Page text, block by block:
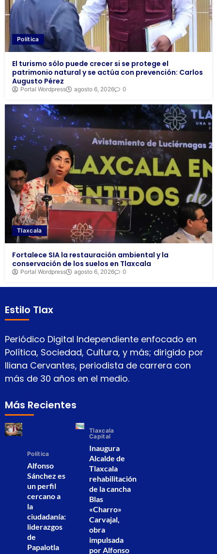
Política
El turismo sólo puede crecer si se protege el
patrimonio natural y se actúa con prevención: Carlos
Augusto Pérez
Portal Wordpress agosto 6, 2026 0
Tlaxcala
Fortalece SIA la restauración ambiental y la
conservación de los suelos en Tlaxcala
Portal Wordpress agosto 6, 2026 0
Estilo Tlax
Periódico Digital Independiente enfocado en
Política, Sociedad, Cultura, y más; dirigido por
Iliana Cervantes, periodista de carrera con
más de 30 años en el medio.
Más Recientes
Política
Alfonso
Sánchez es
un perfil
cercano a
la
ciudadanía:
liderazgos
de
Papalotla
Tlaxcala
Capital
Inaugura
Alcalde de
Tlaxcala
rehabilitación
de la cancha
Blas
«Charro»
Carvajal,
obra
impulsada
por Alfonso